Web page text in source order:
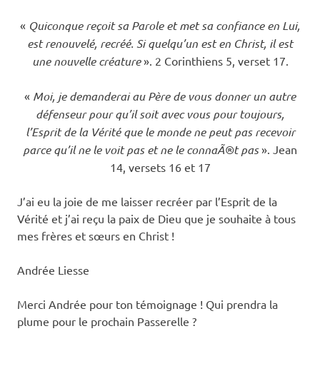
« Quiconque reçoit sa Parole et met sa confiance en Lui,
est renouvelé, recréé. Si quelqu’un est en Christ, il est
une nouvelle créature». 2 Corinthiens 5, verset 17.
« Moi, je demanderai au Père de vous donner un autre
défenseur pour qu’il soit avec vous pour toujours,
l’Esprit de la Vérité que le monde ne peut pas recevoir
parce qu’il ne le voit pas et ne le connaÃ®t pas».
Jean
14, versets 16 et 17
J’ai eu la joie de me laisser recréer par l’Esprit de la
Vérité et j’ai reçu la paix de Dieu que je souhaite à tous
mes frères et sœurs en Christ !
Andrée Liesse
Merci Andrée pour ton témoignage ! Qui prendra la
plume pour le prochain Passerelle ?